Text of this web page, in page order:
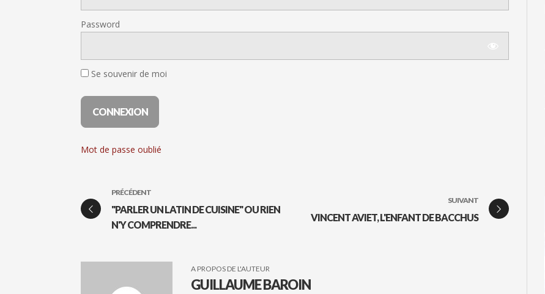
Password
Se souvenir de moi
Mot de passe oublié
PRÉCÉDENT
"PARLER UN LATIN DE CUISINE" OU RIEN
N'Y COMPRENDRE...
SUIVANT
VINCENT AVIET, L'ENFANT DE BACCHUS
A PROPOS DE L'AUTEUR
GUILLAUME BAROIN